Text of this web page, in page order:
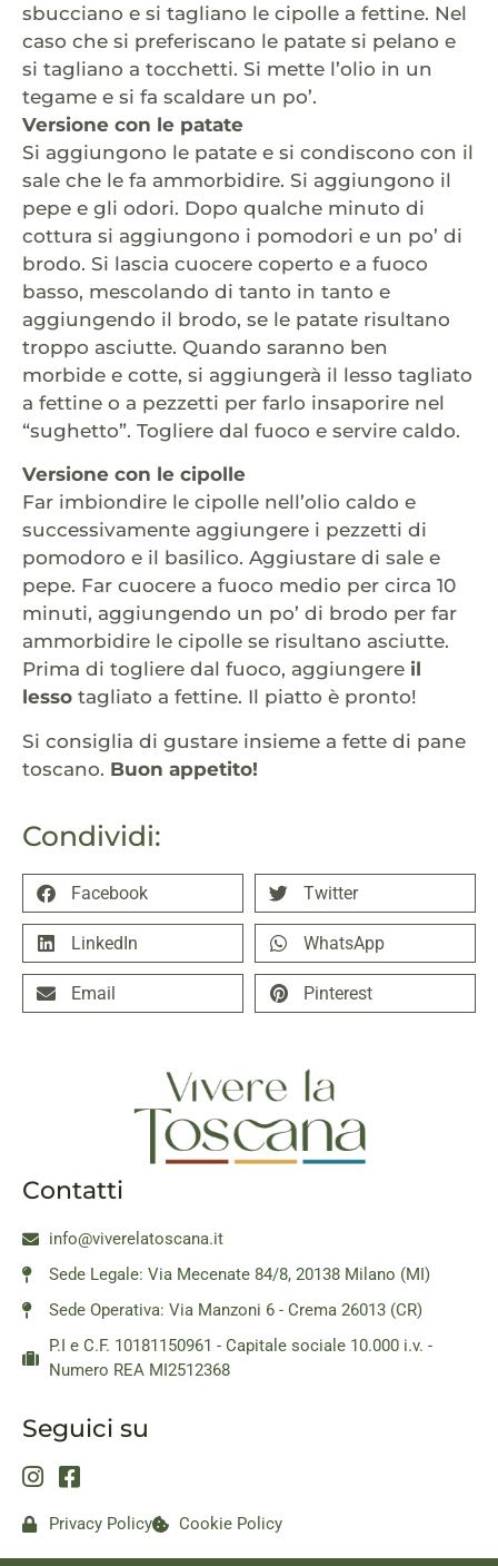
Condividi:
Facebook Twitter
LinkedIn WhatsApp
Email Pinterest
sbucciano e si tagliano le cipolle a fettine. Nel
caso che si preferiscano le patate si pelano e
si tagliano a tocchetti. Si mette l’olio in un
tegame e si fa scaldare un po’.
Versione con le patate
Si aggiungono le patate e si condiscono con il
sale che le fa ammorbidire. Si aggiungono il
pepe e gli odori. Dopo qualche minuto di
cottura si aggiungono i pomodori e un po’ di
brodo. Si lascia cuocere coperto e a fuoco
basso, mescolando di tanto in tanto e
aggiungendo il brodo, se le patate risultano
troppo asciutte. Quando saranno ben
morbide e cotte, si aggiungerà il lesso tagliato
a fettine o a pezzetti per farlo insaporire nel
“sughetto”. Togliere dal fuoco e servire caldo.
Versione con le cipolle
Far imbiondire le cipolle nell’olio caldo e
successivamente aggiungere i pezzetti di
pomodoro e il basilico. Aggiustare di sale e
pepe. Far cuocere a fuoco medio per circa 10
minuti, aggiungendo un po’ di brodo per far
ammorbidire le cipolle se risultano asciutte.
Prima di togliere dal fuoco, aggiungere il
lesso tagliato a fettine. Il piatto è pronto!
Si consiglia di gustare insieme a fette di pane
toscano. Buon appetito!
Contatti
info@viverelatoscana.it
Sede Legale: Via Mecenate 84/8, 20138 Milano (MI)
Sede Operativa: Via Manzoni 6 - Crema 26013 (CR)
P.I e C.F. 10181150961 - Capitale sociale 10.000 i.v. -
Numero REA MI2512368
Seguici su
Privacy Policy Cookie Policy